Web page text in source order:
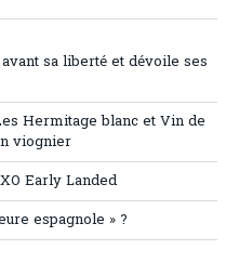
sa liberté et dévoile ses
Hermitage blanc et Vin de
viognier
Early Landed
espagnole » ?